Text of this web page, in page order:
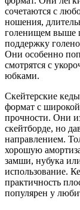
сочетаются с
ношения,
голенищем выше
поддержку
Они особенно
смотрятся с
юбками.
Скейтерские
формат с
прочности. Они
скейтборде, но
направлением.
хорошую
замши, нубука
использование.
практичность
популярен у